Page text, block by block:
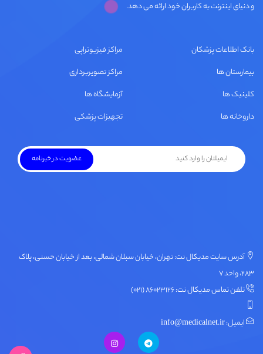
و دنیای اینترنت به کاربران خود ارائه می دهد.
بانک اطلاعات پزشکان
بیمارستان ها
کلینیک ها
داروخانه ها
مراکز فیزیوتراپی
مراکز تصویربرداری
آزمایشگاه ها
تجهیزات پزشکی
آدرس سایت مدیکال نت: تهران، خیابان سبلان شمالی، بعد از خیابان حسنی، پلاک
۲۸۳، واحد ۷
تلفن تماس مدیکال نت: ۸۶۰۲۳۱۲۶ (۰۲۱)
ایمیل: info@medicalnet.ir